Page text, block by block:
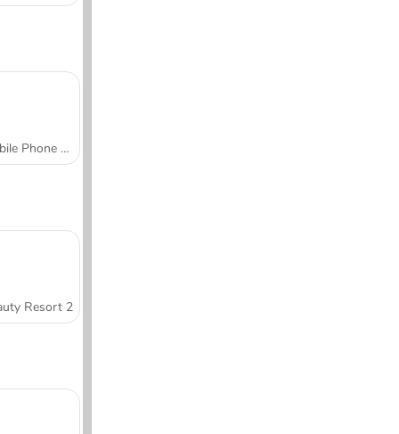
Mobile Phone Case Design & DIY
Resort 2